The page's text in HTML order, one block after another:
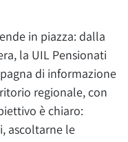
in piazza: dalla
la UIL Pensionati
di informazione
regionale, con
è chiaro:
ascoltarne le